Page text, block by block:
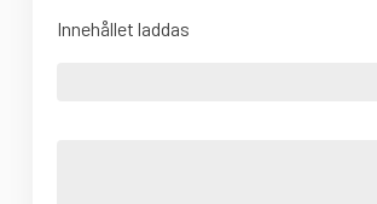
Innehållet laddas